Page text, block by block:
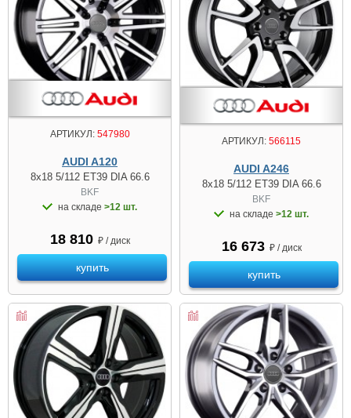
АРТИКУЛ:547980
AUDI A120
8x18 5/112 ET39 DIA 66.6
BKF
на складе >12 шт.
18 810 ₽ / диск
купить
АРТИКУЛ: 566115
AUDI A246
8x18 5/112 ET39 DIA 66.6
BKF
на складе >12 шт.
16 673 ₽ / диск
купить